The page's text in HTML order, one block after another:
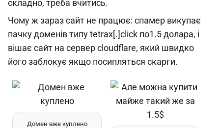
складно, треба вчитись.
Чому ж зараз сайт не працює: спамер викупає
пачку доменів типу tetrax[.]click по1.5 долара, і
вішає сайт на сервер cloudflare, який швидко
його заблокує якщо посипляться скарги.
Домен вже куплено